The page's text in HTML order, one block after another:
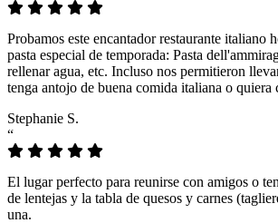
Probamos este encantador restaurante
pasta especial de temporada: Pasta
rellenar agua, etc. Incluso nos permitieron
tenga antojo de buena comida italiana o quiera
Stephanie S.
“
El lugar perfecto para reunirse con amigos o
de lentejas y la tabla de quesos y carnes
una.